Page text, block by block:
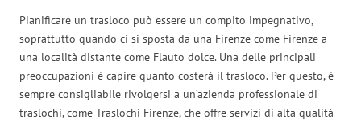
Pianificare un trasloco può essere un compito impegnativo,
soprattutto quando ci si sposta da una Firenze come Firenze a
una località distante come Flauto dolce. Una delle principali
preoccupazioni è capire quanto costerà il trasloco. Per questo, è
sempre consigliabile rivolgersi a un’azienda professionale di
traslochi, come Traslochi Firenze, che offre servizi di alta qualità